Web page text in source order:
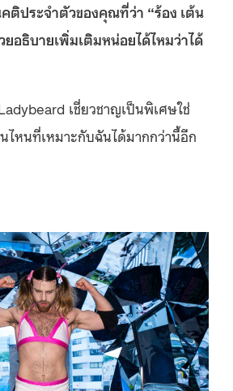
ติประจำตัวของคุณที่ว่า “ร้อง เต้น
อธิบายเพิ่มเติมหน่อยได้ไหมว่าได้
เชี่ยวชาญเป็นพิเศษใช่
ไหนที่เหมาะกับฉันได้มากกว่านี้อีก